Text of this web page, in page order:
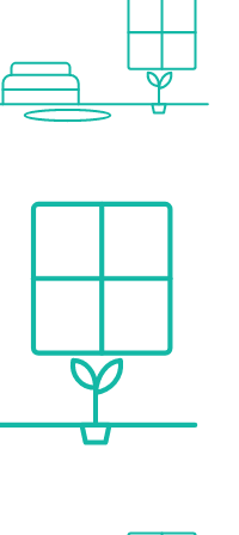
ein familiäres oder wirtschaftliches Naheverhältnis besteht.